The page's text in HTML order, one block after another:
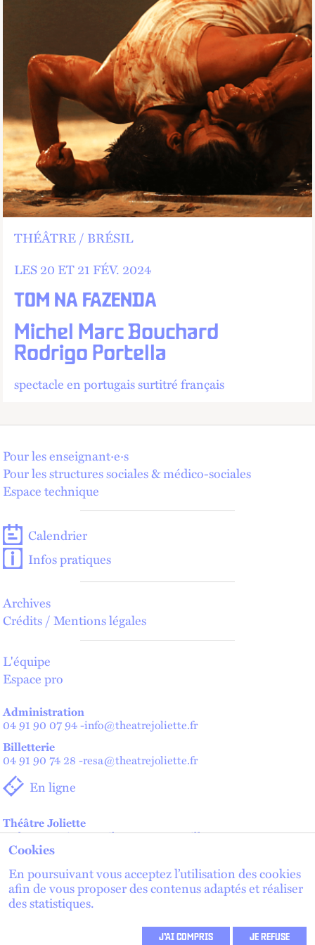
TOM NA FAZENDA
Michel Marc Bouchard
Rodrigo Portella
THÉÂTRE
BRÉSIL
LES 20 ET21 FÉV. 2024
spectacle en portugais surtitré français
Pour les enseignant·e·s
Pour les structures sociales & médico-sociales
Espace technique
Calendrier
Infos pratiques
Archives
Crédits / Mentions légales
L'équipe
Espace pro
Administration
04 91 90 07 94-info@theatrejoliette.fr
Billetterie
04 91 90 74 28 -resa@theatrejoliette.fr
En ligne
Théâtre Joliette
2 place Henri Verneuil - 13002 Marseille
Théâtre de Lenche — Maison des artistes
2 place de Lenche - 13002 Marseille
lien externe
lien externe
lien externe
Cookies
En poursuivant vous acceptez l’utilisation des cookies
afin de vous proposer des contenus adaptés et réaliser
des statistiques.
J’AI COMPRIS JE REFUSE